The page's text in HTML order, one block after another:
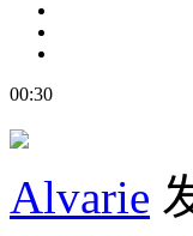
00:30
Alvarie